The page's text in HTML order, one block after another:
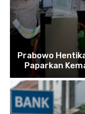
Prabowo
Paparkan